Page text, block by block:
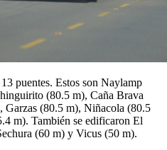
puentes. Estos son Naylamp
(80.5 m), Caña Brava
Garzas (80.5 m), Niñacola (80.5
m). También se edificaron El
(60 m) y Vicus (50 m).